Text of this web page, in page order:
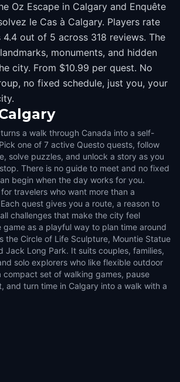
Oz Escape in Calgary and Enquête
le Cas à Calgary. Players rate
4.4 out of 5 across 318 reviews. The
monuments, and hidden
city. From $10.99 per quest. No
no fixed schedule, just you, your
a walk through Canada into a self-
one of 7 active Questo quests, follow
solve puzzles, and unlock a story as you
There is no guide to meet and no fixed
begin when the day works for you.
travelers who want more than a
quest gives you a route, a reason to
challenges that make the city feel
game as a playful way to plan time around
the Circle of Life Sculpture, Mountie Statue
Jack Long Park. It suits couples, families,
solo explorers who like flexible outdoor
compact set of walking games, pause
and turn time in Calgary into a walk with a